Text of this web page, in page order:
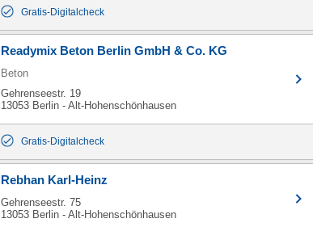
Gratis-Digitalcheck
Readymix Beton Berlin GmbH & Co. KG
Beton
Gehrenseestr. 19
13053 Berlin - Alt-Hohenschönhausen
Gratis-Digitalcheck
Rebhan Karl-Heinz
Gehrenseestr. 75
13053 Berlin - Alt-Hohenschönhausen